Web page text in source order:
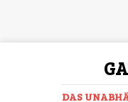
DAS